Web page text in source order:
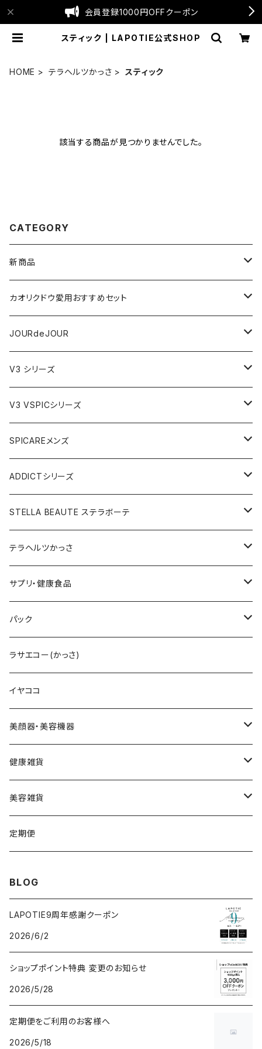
会員登録1000円OFFクーポン
スティック | LAPOTIE公式SHOP
HOME テラヘルツかっさ スティック
該当する商品が見つかりませんでした。
CATEGORY
新商品
VSPIC R
テラヘルツかっさデュアルカーブ
ビューティフェイススティック・リン
VSPIC C グロウミスト
VSPICサンセラム
レーザー&EMSリフトブラシPRO2.0
V3 Ｖスピック ブライトデリバリーC
V3 ＶスピックCマスク
V3インテリジェントファンデーション
スリムレイビタマインリポソームC
LIPADDICTヌードエスプレッソ
カオリクドウ愛用おすすめセット
JOURdeJOURセット
JOURdeJOUR＆テラヘルツかっさセット
JOURdeJOUR＆美顔器セット
紫外線対策セット
V3ベースメイクセット
紫外線対策&抗酸化サプリ
JOURdeJOUR
メディテーションゲル32
VEGANクレンジング
JOURdeJOURセット
メディテーションゲル2本セット
メディテーションゲル&クレンジングセット
リップアディクトセット
V3 シリーズ
ルカドクリーム
V3エキサイティングファンデーション
レフィル
V3シャイニングファンデーション
レフィル
V3ブリリアントファンデーション
レフィル
V3インテリジェントファンデーション
レフィル
V3プライマー
VMファンデーション
セットアップパウダー
シャイニー
スムース
V3コンシーラー
HARIデイリークリーム
VSPICサンセラム
VSPIC C グロウミスト
VSRICビタミンC美容液
v3セットアップブラシ
V3ネムリップ
V3 VSPICシリーズ
Cサンセラム
VC美容液
Ｃグロウミスト
ブライトデリバリーC
Cマスク
Cトナー
Cエマルジョン
Cクレンザー
Cクリーム
Cクレイパック
基本4種セット
SPICAREメンズ
スターターセット
VMファンデーション
メンズクレンザー
メンズ化粧水
メンズオールインワンセラム
ADDICTシリーズ
ラッシュアディクト
ラッシュトランスカラ
まつ毛美容液
リップアディクト
ヘアーアディクト
STELLA BEAUTE ステラボーテ
ビューティフェイススティックRIN
ビューティフェイススティック2.0
レーザー＆EMSリフトブラシPRO2.0
テラヘルツかっさ
雫型
円盤
デュアルカーブ
羽根型
ウェーブ型
ロング
スティック
サプリ・健康食品
V3ブライトデリバリーC
ホワイトパンドラ
チューっとカット
カッティー
バーニー
ビタマイン
パック
V3HARIセラム
ヴィディアル・ニードリッチ
ラサエコー(かっさ)
イヤココ
美顔器・美容機器
ビューティフェイススティック・リン
レーザー&EMSリフトブラシPRO2.0
ビューティフェイススティック2.0
ヘッドスパ
健康雑貨
ストーンホットパット
美容雑貨
モコモコがま口
定期便
BLOG
LAPOTIE9周年感謝クーポン
2026/6/2
ショップポイント特典 変更のお知らせ
2026/5/28
定期便をご利用のお客様へ
2026/5/18